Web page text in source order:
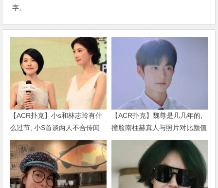
字。
【ACR扑克】小s和林志玲有什
么过节, 小S首谈两人不合传闻
说了什么
【ACR扑克】魏尊是几几年的,
撞脸南柱赫真人与照片对比颜值
被质疑